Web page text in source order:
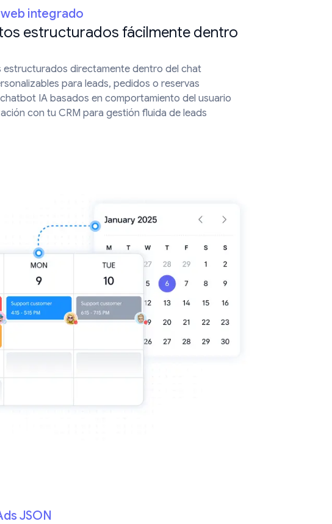
integrado
estructurados fácilmente dentro
estructurados directamente dentro del chat
para leads, pedidos o reservas
IA basados en comportamiento del usuario
con tu CRM para gestión fluida de leads
JSON